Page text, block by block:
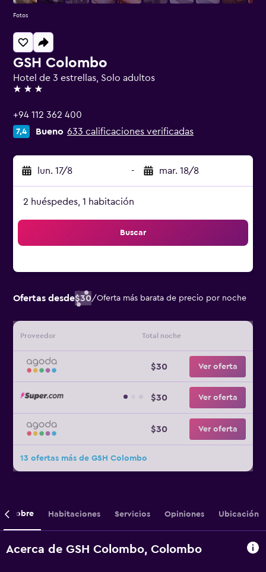
GSH Colombo
Hotel de 3 estrellas, Solo adultos
3 estrellas
+94 112 362 400
7,4 Bueno 633 calificaciones verificadas
lun. 17/8 - mar. 18/8
2 huéspedes, 1 habitación
Buscar
Ofertas desde$30/Oferta más barata de precio por noche
Proveedor Total noche
$30 Ver oferta
$30 Ver oferta
$30 Ver oferta
13 ofertas más de GSH Colombo
Fotos
Sobre Habitaciones Servicios Opiniones Ubicación
Acerca de GSH Colombo, Colombo